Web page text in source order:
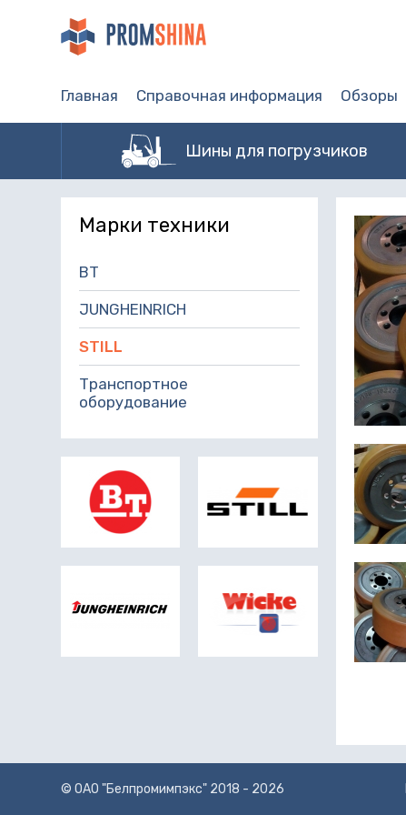
Главная Справочная информация Обзоры
Шины для погрузчиков
Марки техники
BT
JUNGHEINRICH
STILL
Транспортное
оборудование
© ОАО "Белпромимпэкс" 2018 - 2026